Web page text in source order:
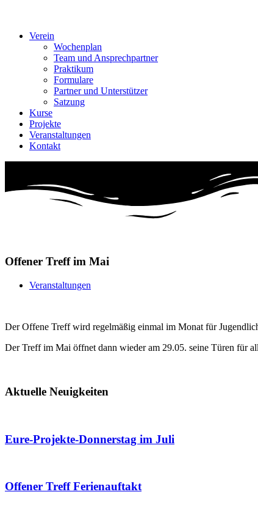
Verein
Wochenplan
Team und Ansprechpartner
Praktikum
Formulare
Partner und Unterstützer
Satzung
Kurse
Projekte
Veranstaltungen
Kontakt
Offener Treff im Mai
Veranstaltungen
Der Offene Treff wird regelmäßig einmal im Monat für
Der Treff im Mai öffnet dann wieder am 29.05. seine Türen für
Aktuelle Neuigkeiten
Eure-Projekte-Donnerstag im Juli
Offener Treff Ferienauftakt